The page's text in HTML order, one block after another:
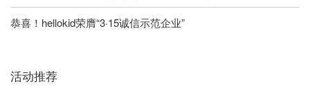
恭喜！hellokid荣膺“3·15诚信示范企业”
活动推荐